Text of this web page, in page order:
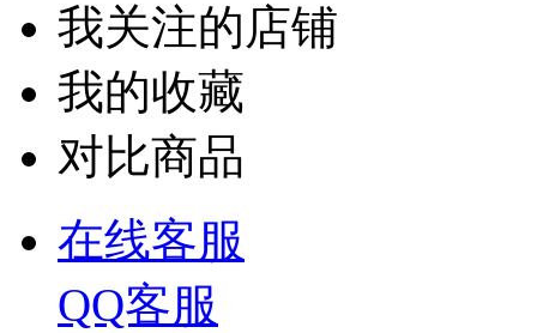
我关注的店铺
我的收藏
对比商品
在线客服
QQ客服